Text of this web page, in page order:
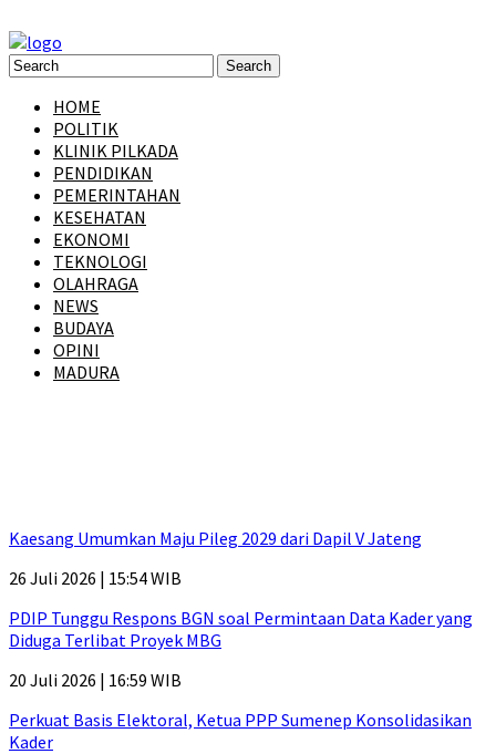
HOME
POLITIK
KLINIK PILKADA
PENDIDIKAN
PEMERINTAHAN
KESEHATAN
EKONOMI
TEKNOLOGI
OLAHRAGA
NEWS
BUDAYA
OPINI
MADURA
Kaesang Umumkan Maju Pileg 2029 dari Dapil V Jateng
26 Juli 2026 | 15:54 WIB
PDIP Tunggu Respons BGN soal Permintaan Data Kader yang
Diduga Terlibat Proyek MBG
20 Juli 2026 | 16:59 WIB
Perkuat Basis Elektoral, Ketua PPP Sumenep Konsolidasikan
Kader